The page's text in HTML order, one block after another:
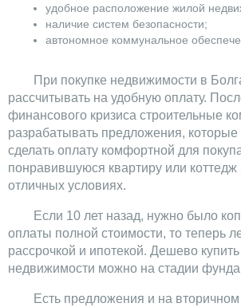
удобное расположение жилой
наличие систем безопасности;
автономное коммунальное
При покупке недвижимости в
рассчитывать на удобную оплату.
финансового кризиса строительные
разрабатывать предложения,
сделать оплату комфортной для
понравившуюся квартиру или
отличных условиях.
Если 10 лет назад, нужно было
оплаты полной стоимости, то теперь
рассрочкой и ипотекой. Дешево
недвижимости можно на стадии
Есть предложения и на